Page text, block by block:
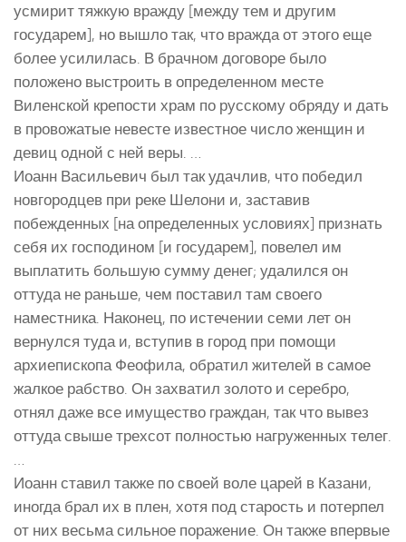
усмирит тяжкую вражду [между тем и другим
государем], но вышло так, что вражда от этого еще
более усилилась. В брачном договоре было
положено выстроить в определенном месте
Виленской крепости храм по русскому обряду и дать
в провожатые невесте известное число женщин и
девиц одной с ней веры. …
Иоанн Васильевич был так удачлив, что победил
новгородцев при реке Шелони и, заставив
побежденных [на определенных условиях] признать
себя их господином [и государем], повелел им
выплатить большую сумму денег; удалился он
оттуда не раньше, чем поставил там своего
наместника. Наконец, по истечении семи лет он
вернулся туда и, вступив в город при помощи
архиепископа Феофила, обратил жителей в самое
жалкое рабство. Он захватил золото и серебро,
отнял даже все имущество граждан, так что вывез
оттуда свыше трехсот полностью нагруженных телег.
Иоанн ставил также по своей воле царей в Казани,
иногда брал их в плен, хотя под старость и потерпел
от них весьма сильное поражение. Он также впервые